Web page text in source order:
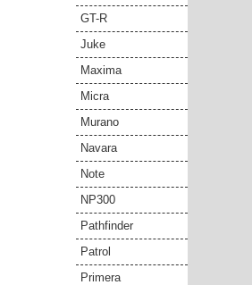
GT-R
Juke
Maxima
Micra
Murano
Navara
Note
NP300
Pathfinder
Patrol
Primera